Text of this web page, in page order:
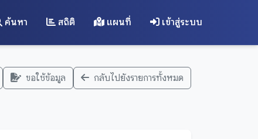
ค้นหา สถิติ แผนที่ เข้าสู่ระบบ
ขอใช้ข้อมูล กลับไปยังรายการทั้งหมด